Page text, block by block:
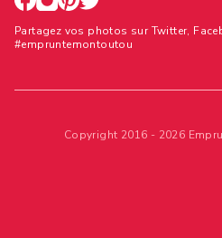
Partagez vos photos sur Twitter,
#empruntemontoutou
Copyright 2016 - 2026